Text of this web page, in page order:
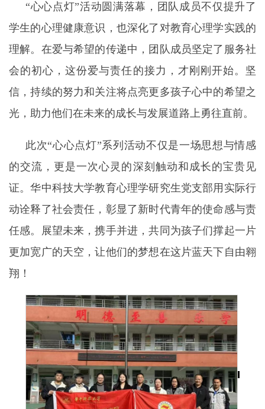
“心心点灯”活动圆满落幕，团队成员不仅提升了
学生的心理健康意识，也深化了对教育心理学实践的
理解。在爱与希望的传递中，团队成员坚定了服务社
会的初心，这份爱与责任的接力，才刚刚开始。坚
信，持续的努力和关注将点亮更多孩子心中的希望之
光，助力他们在未来的成长与发展道路上勇往直前。
此次“心心点灯”系列活动不仅是一场思想与情感
的交流，更是一次心灵的深刻触动和成长的宝贵见
证。华中科技大学教育心理学研究生党支部用实际行
动诠释了社会责任，彰显了新时代青年的使命感与责
任感。展望未来，携手并进，共同为孩子们撑起一片
更加宽广的天空，让他们的梦想在这片蓝天下自由翱
翔！